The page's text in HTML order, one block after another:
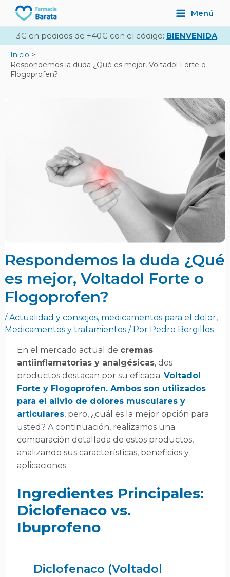
contenido
Main
Menu
Menú
-3€ en pedidos de +40€ con el código: BIENVENIDA
Inicio
Respondemos la duda ¿Qué es mejor, Voltadol Forte o
Flogoprofen?
Respondemos la duda ¿Qué
es mejor, Voltadol Forte o
Flogoprofen?
/Actualidad y consejos, medicamentos para el dolor,
Medicamentos y tratamientos/ Por Pedro Bergillos
En el mercado actual de cremas
antiinflamatorias y analgésicas, dos
productos destacan por su eficacia: Voltadol
Forte y Flogoprofen. Ambos son utilizados
para el alivio de dolores musculares y
articulares, pero, ¿cuál es la mejor opción para
usted? A continuación, realizamos una
comparación detallada de estos productos,
analizando sus características, beneficios y
aplicaciones.
Ingredientes Principales:
Diclofenaco vs.
Ibuprofeno
Diclofenaco (Voltadol
Navegación
de
entradas